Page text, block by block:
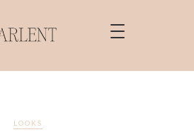
LOOKS